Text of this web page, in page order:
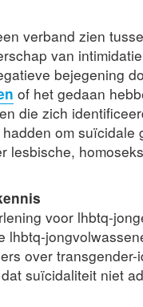
verband zien
van
bejegening
of het gedaan
die zich
om
lesbische,
voor lhbtq-
lhbtq-
over
suïcidaliteit niet